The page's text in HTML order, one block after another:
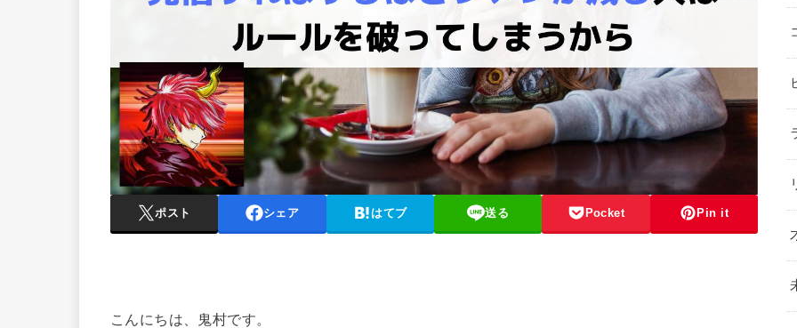
ポスト シェア はてブ 送る Pocket Pin it
こんにちは、鬼村です。